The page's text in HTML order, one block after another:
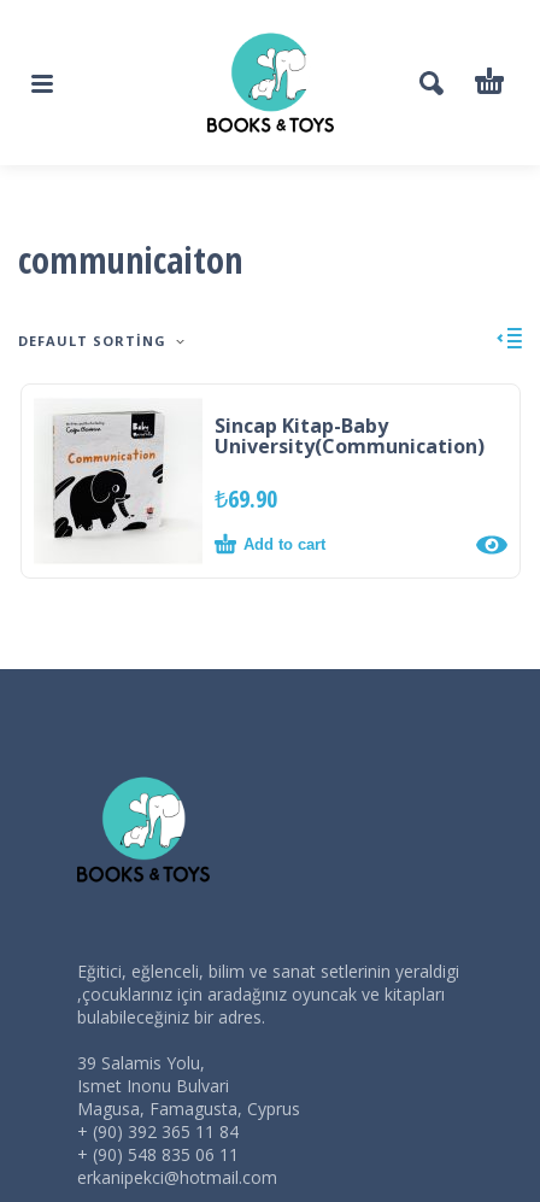
communicaiton
DEFAULT SORTING
Sincap Kitap-Baby
University(Communication)
₺69.90
Add to cart
Eğitici, eğlenceli, bilim ve sanat setlerinin yeraldigi
,çocuklarınız için aradağınız oyuncak ve kitapları
bulabileceğiniz bir adres.
39 Salamis Yolu,
Ismet Inonu Bulvari
Magusa, Famagusta, Cyprus
+ (90) 392 365 11 84
+ (90) 548 835 06 11
erkanipekci@hotmail.com